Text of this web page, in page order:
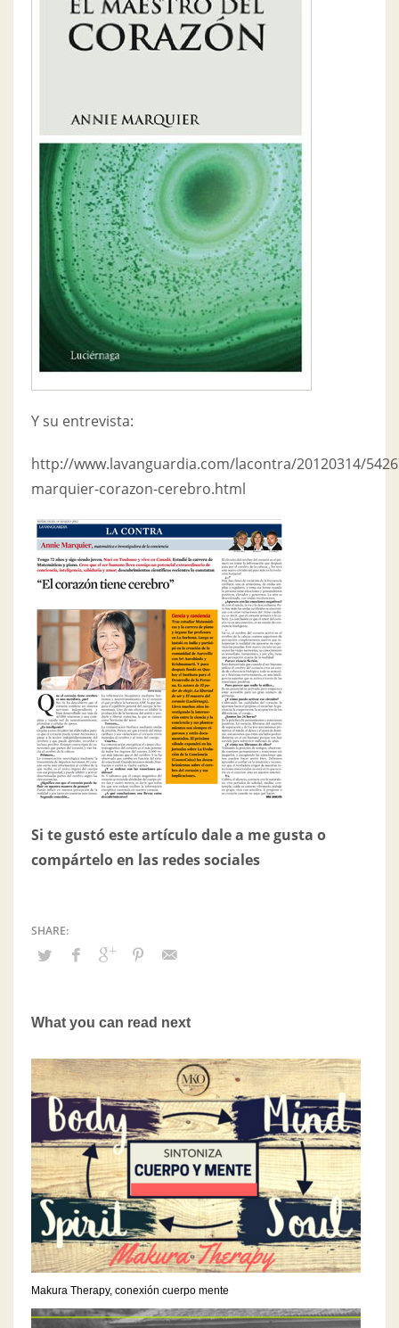
Y su entrevista:
http://www.lavanguardia.com/lacontra/20120314/
marquier-corazon-cerebro.html
Si te gustó este artículo dale a me gusta o
compártelo en las redes sociales
What you can read next
Makura Therapy, conexión cuerpo mente